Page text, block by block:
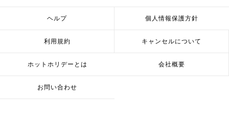
ヘルプ 個人情報保護方針
利用規約 キャンセルについて
ホットホリデーとは 会社概要
お問い合わせ